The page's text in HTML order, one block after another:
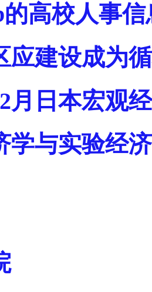
高校人事
应建设成为
月日本宏观
学与实验经